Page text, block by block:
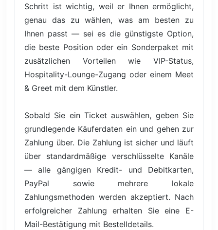
Schritt ist wichtig, weil er Ihnen ermöglicht,
genau das zu wählen, was am besten zu
Ihnen passt — sei es die günstigste Option,
die beste Position oder ein Sonderpaket mit
zusätzlichen Vorteilen wie VIP-Status,
Hospitality-Lounge-Zugang oder einem Meet
& Greet mit dem Künstler.
Sobald Sie ein Ticket auswählen, geben Sie
grundlegende Käuferdaten ein und gehen zur
Zahlung über. Die Zahlung ist sicher und läuft
über standardmäßige verschlüsselte Kanäle
— alle gängigen Kredit- und Debitkarten,
PayPal sowie mehrere lokale
Zahlungsmethoden werden akzeptiert. Nach
erfolgreicher Zahlung erhalten Sie eine E-
Mail-Bestätigung mit Bestelldetails.